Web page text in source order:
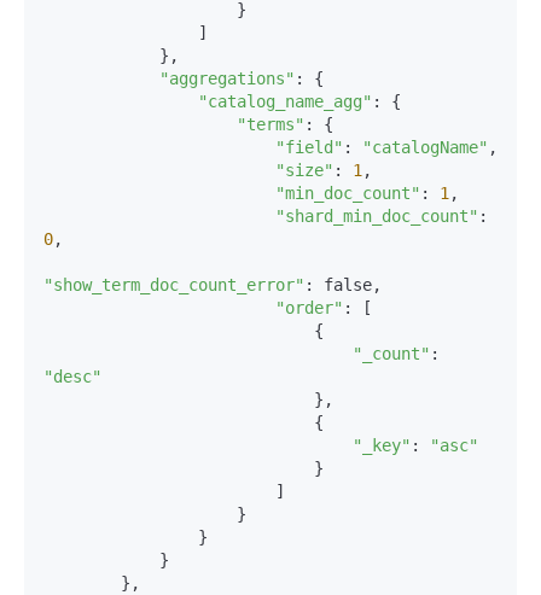
"aggregations" : {
"catalog_name_agg" : {
"terms" : {
"field" : "catalogName" ,
"size" : 1 ,
"min_doc_count" : 1 ,
"shard_min_doc_count"
0,
"show_term_doc_count_error" : false,
"order" : [
"_count"
"desc"
"_key" :
"asc"